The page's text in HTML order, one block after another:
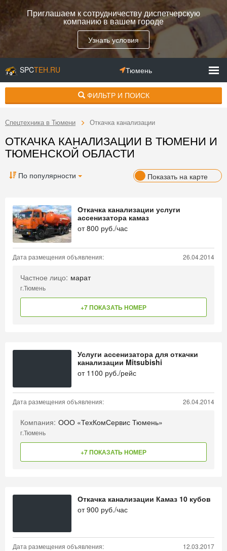
Приглашаем к сотрудничеству диспетчерскую
компанию в вашем городе
Узнать условия
SPCTEH.RU Тюмень
ФИЛЬТР И ПОИСК
Спецтехника в Тюмени Откачка канализации
ОТКАЧКА КАНАЛИЗАЦИИ В ТЮМЕНИ И
ТЮМЕНСКОЙ ОБЛАСТИ
По популярности Показать на карте
Откачка канализации услуги
ассенизатора камаз
от800 руб./час
Дата размещения объявления: 26.04.2014
Частное лицо: марат
г.Тюмень
+7 ПОКАЗАТЬ НОМЕР
Услуги ассенизатора для откачки
канализации Mitsubishi
от 1100 руб./рейс
Дата размещения объявления: 26.04.2014
Компания: ООО «ТехКомСервис Тюмень»
г.Тюмень
+7 ПОКАЗАТЬ НОМЕР
Откачка канализации Камаз 10 кубов
от900 руб./час
Дата размещения объявления: 12.03.2017